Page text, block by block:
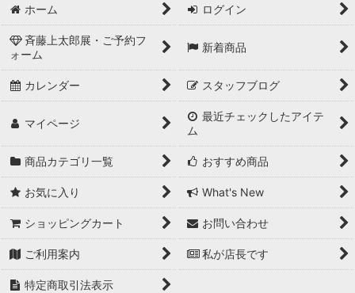
ホーム ログイン
斉藤上太郎展・ご予約フ
ォーム
新着商品
カレンダー スタッフブログ
マイページ
最近チェックしたアイテ
ム
商品カテゴリ一覧 おすすめ商品
お気に入り What's New
ショッピングカート お問い合わせ
ご利用案内 私が店長です
特定商取引法表示